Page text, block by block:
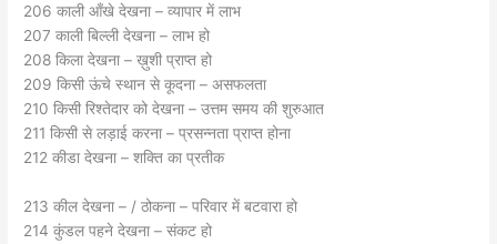
206 काली आँखे देखना – व्यापार में लाभ
207 काली बिल्ली देखना – लाभ हो
208 किला देखना – ख़ुशी प्राप्त हो
209 किसी ऊंचे स्थान से कूदना – असफलता
210 किसी रिश्तेदार को देखना – उत्तम समय की शुरुआत
211 किसी से लड़ाई करना – प्रसन्नता प्राप्त होना
212 कीडा देखना – शक्ति का प्रतीक
213 कील देखना – / ठोकना – परिवार में बटवारा हो
214 कुंडल पहने देखना – संकट हो